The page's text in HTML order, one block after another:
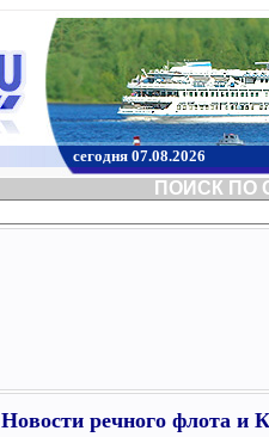
сегодня 07.08.2026
ПОИСК ПО
Новости речного флота и